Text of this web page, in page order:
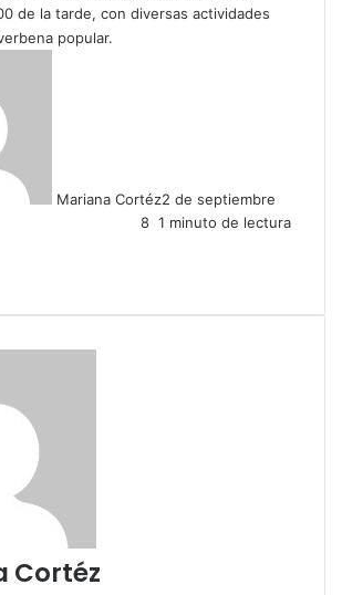
de la tarde, con diversas actividades
popular.
Mariana Cortéz2 de septiembre
8 1 minuto de lectura
correo
Cortéz